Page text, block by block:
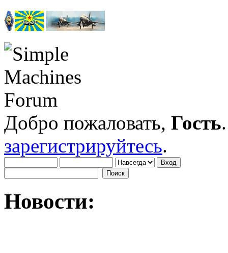
Добро пожаловать, Гость
зарегистрируйтесь.
Новости: